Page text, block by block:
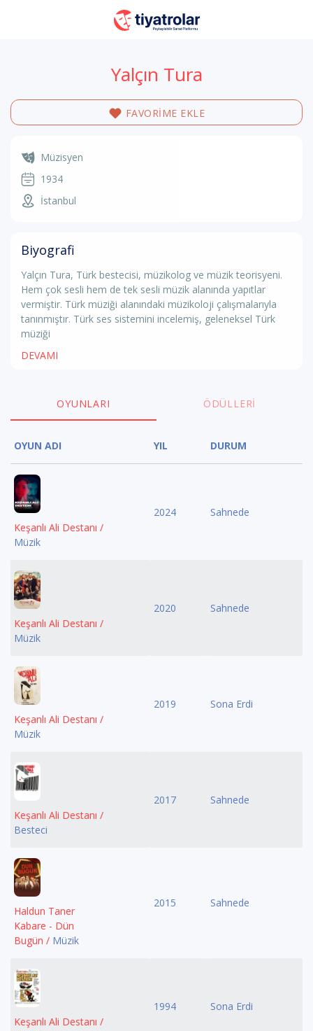
Yalçın Tura
FAVORİME EKLE
Müzisyen
1934
İstanbul
Biyografi
Yalçın Tura, Türk bestecisi, müzikolog ve müzik teorisyeni.
Hem çok sesli hem de tek sesli müzik alanında yapıtlar
vermiştir. Türk müziği alanındaki müzikoloji çalışmalarıyla
tanınmıştır. Türk ses sistemini incelemiş, geleneksel Türk
müziği
DEVAMI
OYUNLARI ÖDÜLLERI
OYUN ADI YIL DURUM
Keşanlı Ali Destanı /
Müzik
2024 Sahnede
Keşanlı Ali Destanı /
Müzik
2020 Sahnede
Keşanlı Ali Destanı /
Müzik
2019 Sona Erdi
Keşanlı Ali Destanı /
Besteci
2017 Sahnede
Haldun Taner
Kabare - Dün
Bugün / Müzik
2015 Sahnede
Keşanlı Ali Destanı /
1994 Sona Erdi